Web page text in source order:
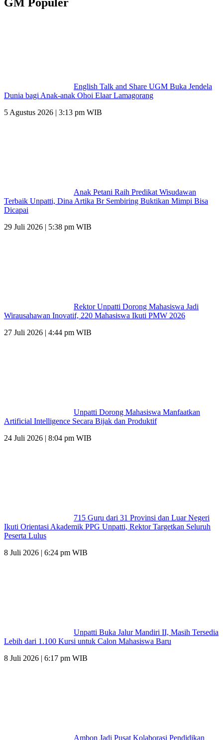
GM Populer
English Talk and Share UGM Buka Jendela
Dunia bagi Anak-anak Ohoi Elaar Lamagorang
5 Agustus 2026 | 3:13 pm WIB
Anak Petani Raih Predikat Wisudawan
Terbaik Unpatti, Dina Artika Br Sembiring Buktikan Mimpi Bisa
Dicapai
29 Juli 2026 | 5:38 pm WIB
Rektor Unpatti Dorong Mahasiswa Jadi
Wirausahawan Inovatif, 220 Mahasiswa Ikuti PMW 2026
27 Juli 2026 | 4:44 pm WIB
Unpatti Dorong Mahasiswa Manfaatkan
Artificial Intelligence Secara Bijak dan Produktif
24 Juli 2026 | 8:04 pm WIB
715 Guru dari 31 Provinsi dan Luar Negeri
Ikuti Orientasi Akademik PPG Unpatti, Rektor Targetkan Seluruh
Peserta Lulus
8 Juli 2026 | 6:24 pm WIB
Unpatti Buka Jalur Mandiri II, Masih Tersedia
Lebih dari 1.100 Kursi untuk Calon Mahasiswa Baru
8 Juli 2026 | 6:17 pm WIB
Ambon Jadi Pusat Kolaborasi Pendidikan